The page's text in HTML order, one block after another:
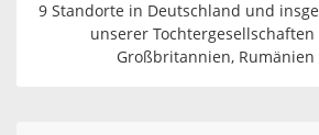
9 Standorte in Deutschland und
unserer Tochtergesellschaften
Großbritannien, Rumänien